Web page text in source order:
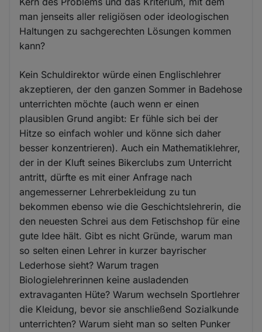
man jenseits aller religiösen oder ideologischen
Haltungen zu sachgerechten Lösungen kommen
kann?
Kein Schuldirektor würde einen Englischlehrer
akzeptieren, der den ganzen Sommer in Badehose
unterrichten möchte (auch wenn er einen
plausiblen Grund angibt: Er fühle sich bei der
Hitze so einfach wohler und könne sich daher
besser konzentrieren). Auch ein Mathematiklehrer,
der in der Kluft seines Bikerclubs zum Unterricht
antritt, dürfte es mit einer Anfrage nach
angemesserner Lehrerbekleidung zu tun
bekommen ebenso wie die Geschichtslehrerin, die
den neuesten Schrei aus dem Fetischshop für eine
gute Idee hält. Gibt es nicht Gründe, warum man
so selten einen Lehrer in kurzer bayrischer
Lederhose sieht? Warum tragen
Biologielehrerinnen keine ausladenden
extravaganten Hüte? Warum wechseln Sportlehrer
die Kleidung, bevor sie anschließend Sozialkunde
unterrichten? Warum sieht man so selten Punker